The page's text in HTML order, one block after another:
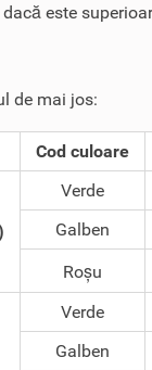
este
de mai jos:
Cod culoare
Verde
Galben
Roșu
Verde
Galben